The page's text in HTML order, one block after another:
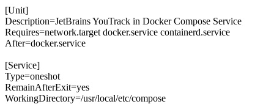
[Unit]
Description=JetBrains YouTrack in Docker Compose Service
Requires=network.target docker.service containerd.service
After=docker.service
[Service]
Type=oneshot
RemainAfterExit=yes
WorkingDirectory=/usr/local/etc/compose